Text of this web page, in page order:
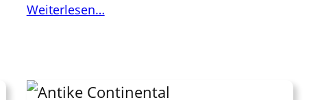
Weiterlesen…